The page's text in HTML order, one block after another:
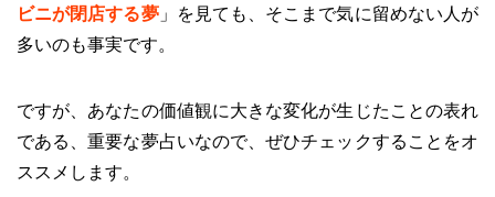
ビニが閉店する夢」を見ても、そこまで気に留めない人が
多いのも事実です。
ですが、あなたの価値観に大きな変化が生じたことの表れ
である、重要な夢占いなので、ぜひチェックすることをオ
ススメします。